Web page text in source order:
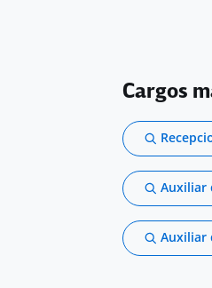
Cargos
Auxiliar
Auxiliar